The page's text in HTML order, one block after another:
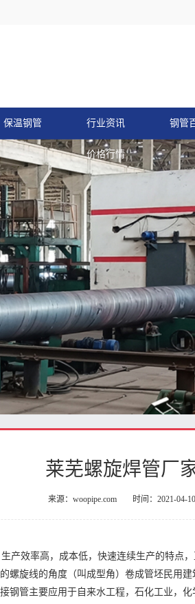
保温钢管 行业资讯
价格行情
钢管
莱芜螺旋焊管厂
来源：woopipe.com 时间：2021-04-10
产效率高，成本低，快速连续生产的特点
螺旋线的角度（叫成型角）卷成管坯民用
钢管主要应用于自来水工程，石化工业，